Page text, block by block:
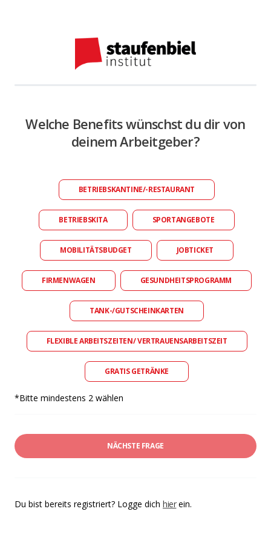
Welche Benefits wünschst du dir von
deinem Arbeitgeber?
BETRIEBSKANTINE/-RESTAURANT
BETRIEBSKITA SPORTANGEBOTE
MOBILITÄTSBUDGET JOBTICKET
FIRMENWAGEN GESUNDHEITSPROGRAMM
TANK-/GUTSCHEINKARTEN
FLEXIBLE ARBEITSZEITEN/ VERTRAUENSARBEITSZEIT
GRATIS GETRÄNKE
*Bitte mindestens 2 wählen
NÄCHSTE FRAGE
Du bist bereits registriert? Logge dich hierein.